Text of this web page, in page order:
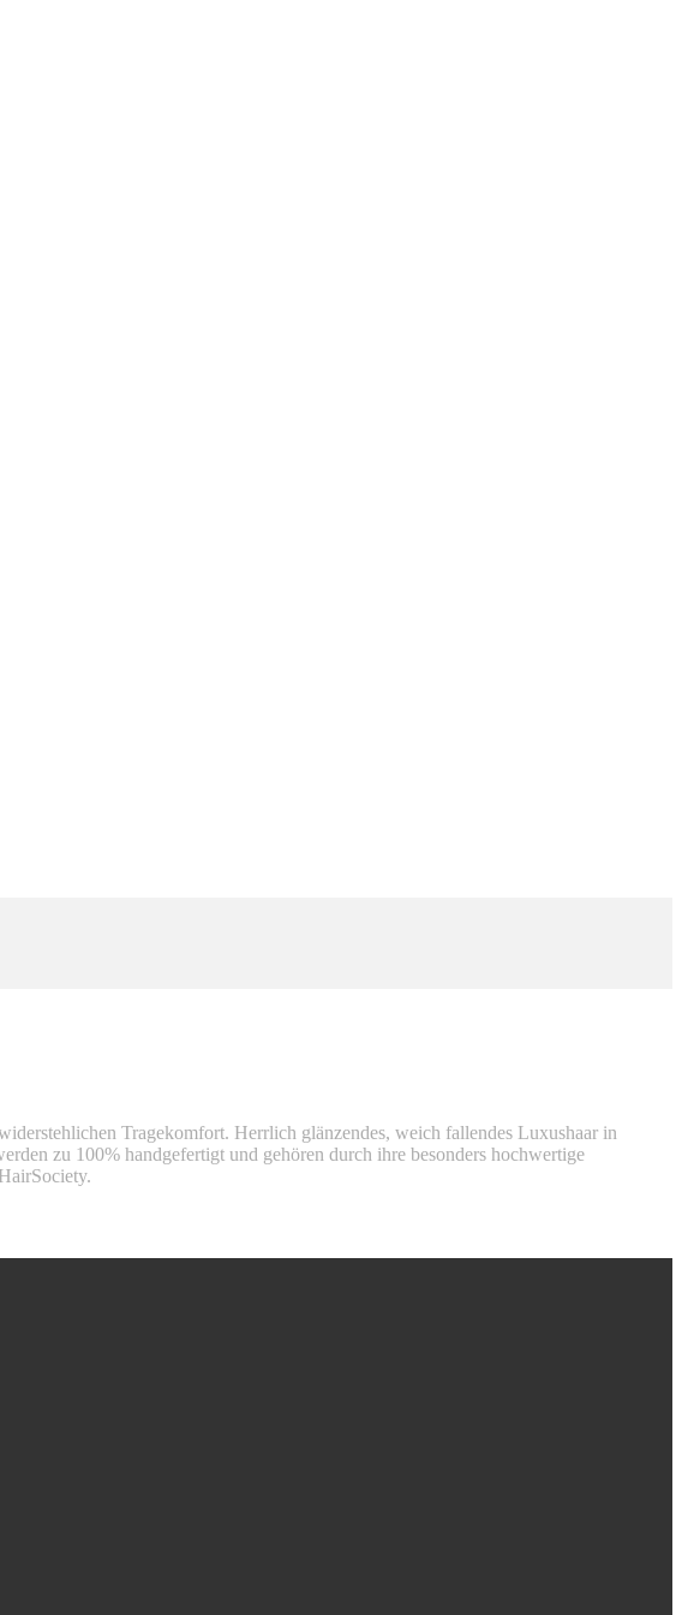
Tragekomfort. Herrlich glänzendes, weich fallendes Luxushaar in
zu 100% handgefertigt und gehören durch ihre besonders hochwertige